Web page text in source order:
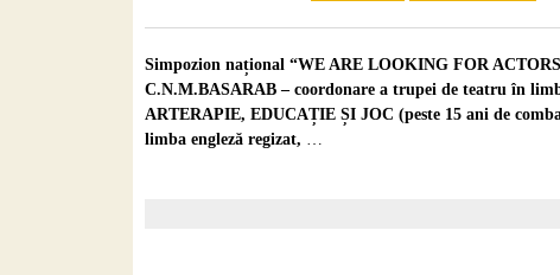
Simpozion național “WE ARE LOOKING FOR
C.N.M.BASARAB – coordonare a trupei de teatru în
ARTERAPIE, EDUCAȚIE ȘI JOC (peste 15 ani de
limba engleză regizat, …